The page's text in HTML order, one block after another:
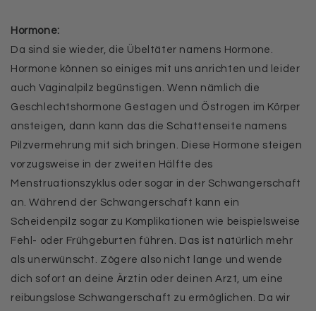
Hormone:
Da sind sie wieder, die Übeltäter namens Hormone.
Hormone können so einiges mit uns anrichten und leider
auch Vaginalpilz begünstigen. Wenn nämlich die
Geschlechtshormone Gestagen und Östrogen im Körper
ansteigen, dann kann das die Schattenseite namens
Pilzvermehrung mit sich bringen. Diese Hormone steigen
vorzugsweise in der zweiten Hälfte des
Menstruationszyklus oder sogar in der Schwangerschaft
an. Während der Schwangerschaft kann ein
Scheidenpilz sogar zu Komplikationen wie beispielsweise
Fehl- oder Frühgeburten führen. Das ist natürlich mehr
als unerwünscht. Zögere also nicht lange und wende
dich sofort an deine Ärztin oder deinen Arzt, um eine
reibungslose Schwangerschaft zu ermöglichen. Da wir